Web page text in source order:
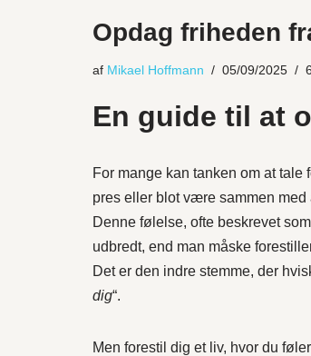
Opdag friheden
af Mikael Hoffmann 05/09/2025
En guide til at
For mange kan tanken om at
pres eller blot være sammen
Denne følelse, ofte beskrevet som
udbredt, end man måske
Det er den indre stemme, der
dig“.
Men forestil dig et liv, hvor du